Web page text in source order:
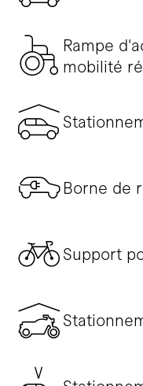
Rampe
mobilité
Borne de
Support